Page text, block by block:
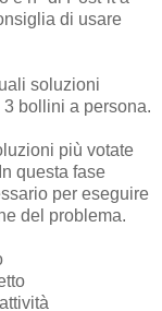
di usare
soluzioni
bollini a persona.
più votate
questa fase
per eseguire
del problema.